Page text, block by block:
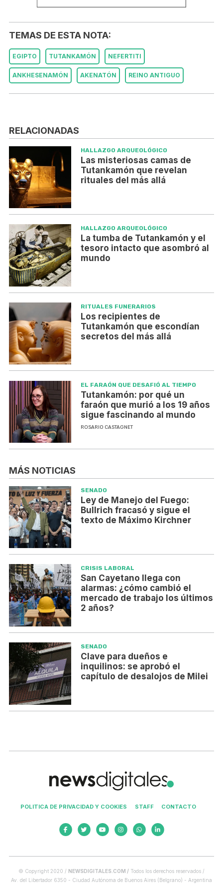
TEMAS DE ESTA NOTA:
EGIPTO TUTANKAMÓN NEFERTITI
ANKHESENAMÓN AKENATÓN REINO ANTIGUO
RELACIONADAS
HALLAZGO ARQUEOLÓGICO
Las misteriosas camas de
Tutankamón que revelan
rituales del más allá
HALLAZGO ARQUEOLÓGICO
La tumba de Tutankamón y el
tesoro intacto que asombró al
mundo
RITUALES FUNERARIOS
Los recipientes de
Tutankamón que escondían
secretos del más allá
EL FARAÓN QUE DESAFIÓ AL TIEMPO
Tutankamón: por qué un
faraón que murió a los 19 años
sigue fascinando al mundo
ROSARIO CASTAGNET
MÁS NOTICIAS
SENADO
Ley de Manejo del Fuego:
Bullrich fracasó y sigue el
texto de Máximo Kirchner
CRISIS LABORAL
San Cayetano llega con
alarmas: ¿cómo cambió el
mercado de trabajo los últimos
2 años?
SENADO
Clave para dueños e
inquilinos: se aprobó el
capítulo de desalojos de Milei
POLITICA DE PRIVACIDAD Y COOKIES STAFF CONTACTO
© Copyright 2020 / NEWSDIGITALES.COM / Todos los derechos reservados /
Av. del Libertador 6350 - Ciudad Autónoma de Buenos Aires (Belgrano) - Argentina